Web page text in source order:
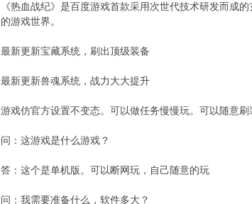
《热血战纪》是百度游戏首款采用次世代技术研发而成
的游戏世界。
最新更新宝藏系统，刷出顶级装备
最新更新兽魂系统，战力大大提升
游戏仿官方设置不变态。可以做任务慢慢玩。可以随意刷
问：这游戏是什么游戏？
答：这个是单机版。可以断网玩，自己随意的玩
问：我需要准备什么，软件多大？